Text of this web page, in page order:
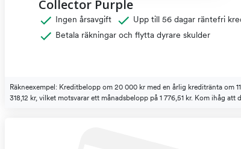
Collector Purple
Ingen årsavgift Upp till 56 dagar räntefri
Betala räkningar och flytta dyrare skulder
Räkneexempel: Kreditbelopp om 20 000 kr med en årlig kreditränta om
318,12 kr, vilket motsvarar ett månadsbelopp på 1 776,51 kr. Kom ihåg